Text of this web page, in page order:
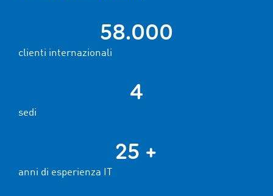
58.000
clienti internazionali
4
sedi
25 +
anni di esperienza IT